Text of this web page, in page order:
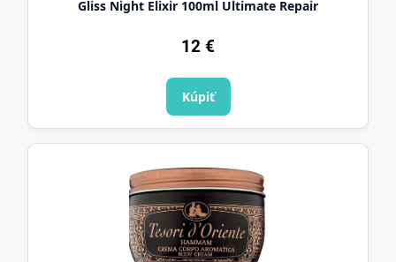
Gliss Night Elixir 100ml Ultimate Repair
12 €
Kúpiť